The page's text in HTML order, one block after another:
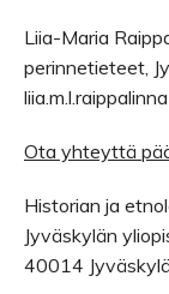
Liia-Maria
perinnetieteet,
Ota yhteyttä
Historian ja
Jyväskylän
40014